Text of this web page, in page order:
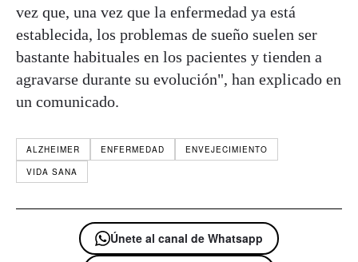
vez que, una vez que la enfermedad ya está
establecida, los problemas de sueño suelen ser
bastante habituales en los pacientes y tienden a
agravarse durante su evolución", han explicado en
un comunicado.
ALZHEIMER ENFERMEDAD
ENVEJECIMIENTO
VIDA SANA
Únete al canal de Whatsapp